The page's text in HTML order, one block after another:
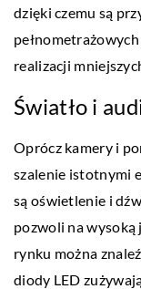
dzięki czemu są
realizacji
Światło i
Oprócz kamery i
szalenie istotnymi
są oświetlenie i
pozwoli na wysoką
rynku można
diody LED